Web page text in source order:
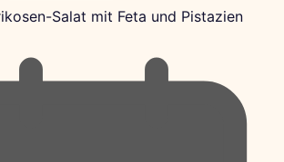
Salat mit Feta und Pistazien